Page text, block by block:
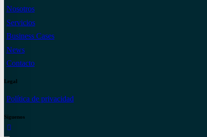
Nosotros
Servicios
Business Cases
News
Contacto
Legal
Política de privacidad
Síguenos